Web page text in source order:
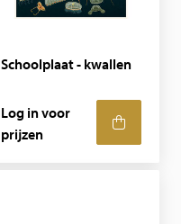
Schoolplaat - kwallen
Log in voor
prijzen